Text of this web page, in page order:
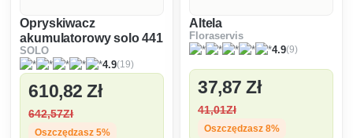
Opryskiwacz
akumulatorowy solo 441
SOLO
4.9(19)
610,82 Zł
642,57Zł
Oszczędzasz 5%
Altela
Floraservis
4.9(9)
37,87 Zł
41,01Zł
Oszczędzasz 8%